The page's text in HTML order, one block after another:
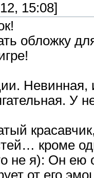
15:08]
обложку
Невинная,
У
кроме
не я): Он ею
от его